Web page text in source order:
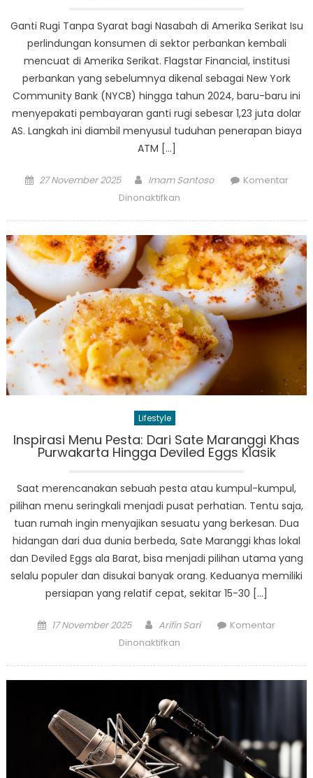
Ganti Rugi Tanpa Syarat bagi Nasabah di Amerika Serikat Isu
perlindungan konsumen di sektor perbankan kembali
mencuat di Amerika Serikat. Flagstar Financial, institusi
perbankan yang sebelumnya dikenal sebagai New York
Community Bank (NYCB) hingga tahun 2024, baru-baru ini
menyepakati pembayaran ganti rugi sebesar 1,23 juta dolar
AS. Langkah ini diambil menyusul tuduhan penerapan biaya
ATM […]
Posted
27 November 2025 Author
Imam Santoso
Komentar
Dinonaktifkan
Perbankan:
Penyelesaian
Sengketa
Biaya
ATM
di
AS
dan
Panduan
Lengkap
BRI
Lifestyle
Inspirasi Menu Pesta: Dari Sate Maranggi Khas
Purwakarta Hingga Deviled Eggs Klasik
Saat merencanakan sebuah pesta atau kumpul-kumpul,
pilihan menu seringkali menjadi pusat perhatian. Tentu saja,
tuan rumah ingin menyajikan sesuatu yang berkesan. Dua
hidangan dari dua dunia berbeda, Sate Maranggi khas lokal
dan Deviled Eggs ala Barat, bisa menjadi pilihan utama yang
selalu populer dan disukai banyak orang. Keduanya memiliki
persiapan yang relatif cepat, sekitar 15-30 […]
Posted
17 November 2025 Author
Arifin Sari
Komentar
Dinonaktifkan
Dari
Sate
Maranggi
Khas
Purwakarta